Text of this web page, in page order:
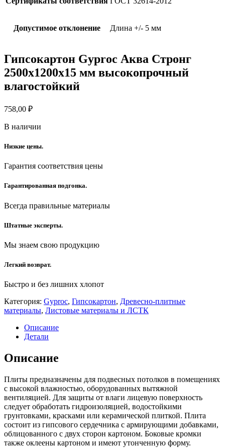
Допустимое отклонение Длина +/- 5 мм
Гипсокартон Gyproc Аква Стронг
2500х1200х15 мм высокопрочный
влагостойкий
758,00 ₽
В наличии
Низкие цены.
Гарантия соответствия цены
Гарантированная подгонка.
Всегда правильные материалы
Штатные эксперты.
Мы знаем свою продукцию
Легкий возврат.
Быстро и без лишних хлопот
Категория: Gyproc, Гипсокартон, Древесно-плитные
материалы, Листовые материалы и ЛСТК
Описание
Детали
Описание
Плиты предназначены для подвесных потолков в помещениях
с высокой влажностью, оборудованных вытяжной
вентиляцией. Для защиты от влаги лицевую поверхность
следует обработать гидроизоляцией, водостойкими
грунтовками, красками или керамической плиткой. Плита
состоит из гипсового сердечника с армирующими добавками,
облицованного с двух сторон картоном. Боковые кромки
также оклеены картоном и имеют утонченную форму.